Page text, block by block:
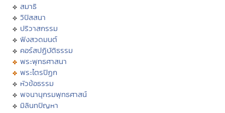
สมาธิ
วิปัสสนา
ปริวาสกรรม
ฟังสวดมนต์
คอร์สปฏิบัติธรรม
พระพุทธศาสนา
พระไตรปิฏก
หัวข้อธรรม
พจนานุกรมพุทธศาสน์
มิลินทปัญหา